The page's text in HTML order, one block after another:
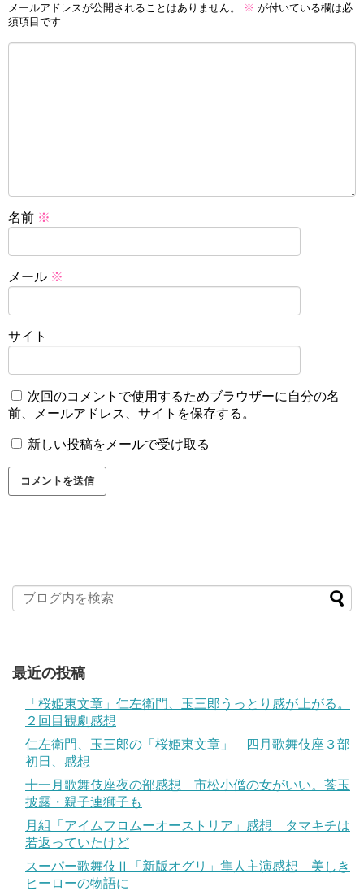
メールアドレスが公開されることはありません。 ※ が付いている欄は必
須項目です
名前 ※
メール ※
サイト
次回のコメントで使用するためブラウザーに自分の名
前、メールアドレス、サイトを保存する。
新しい投稿をメールで受け取る
最近の投稿
「桜姫東文章」仁左衛門、玉三郎うっとり感が上がる。
２回目観劇感想
仁左衛門、玉三郎の「桜姫東文章」 四月歌舞伎座３部
初日、感想
十一月歌舞伎座夜の部感想 市松小僧の女がいい。莟玉
披露・親子連獅子も
月組「アイムフロムーオーストリア」感想 タマキチは
若返っていたけど
スーパー歌舞伎Ⅱ「新版オグリ」隼人主演感想 美しき
ヒーローの物語に